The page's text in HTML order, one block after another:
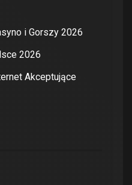
i Gorszy 2026
2026
Akceptujące